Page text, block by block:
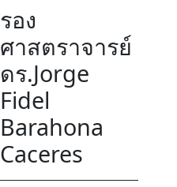
รอง
ศาสตราจารย์
ดร.Jorge
Fidel
Barahona
Caceres